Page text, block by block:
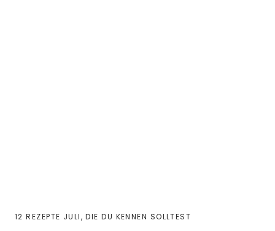
12 REZEPTE JULI, DIE DU KENNEN SOLLTEST